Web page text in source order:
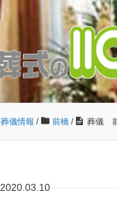
葬儀情報 / 前橋 / 葬儀
2020.03.10